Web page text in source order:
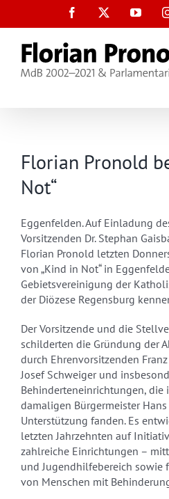
Facebook
Florian Pronold
Not“
Eggenfelden. Auf Einladung
Vorsitzenden Dr. Stephan
Florian Pronold letzten
von „Kind in Not“ in
Gebietsvereinigung der
der Diözese Regensburg
Der Vorsitzende und die
schilderten die Gründung der
durch Ehrenvorsitzenden
Josef Schweiger und
Behinderteneinrichtungen, die
damaligen Bürgermeister
Unterstützung fanden. Es
letzten Jahrzehnten auf
zahlreiche Einrichtungen –
und Jugendhilfebereich sowie
von Menschen mit